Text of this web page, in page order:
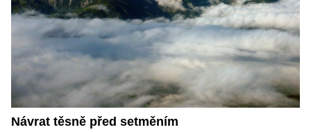
Návrat těsně před setměním